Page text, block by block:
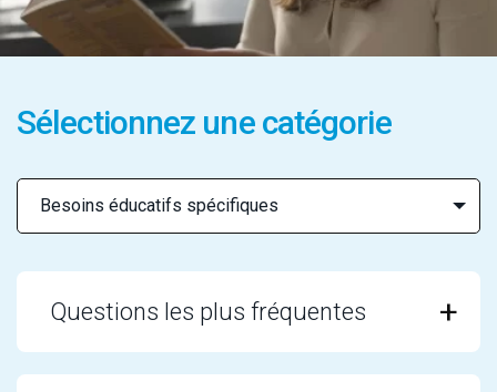
Sélectionnez une catégorie
Questions les plus fréquentes